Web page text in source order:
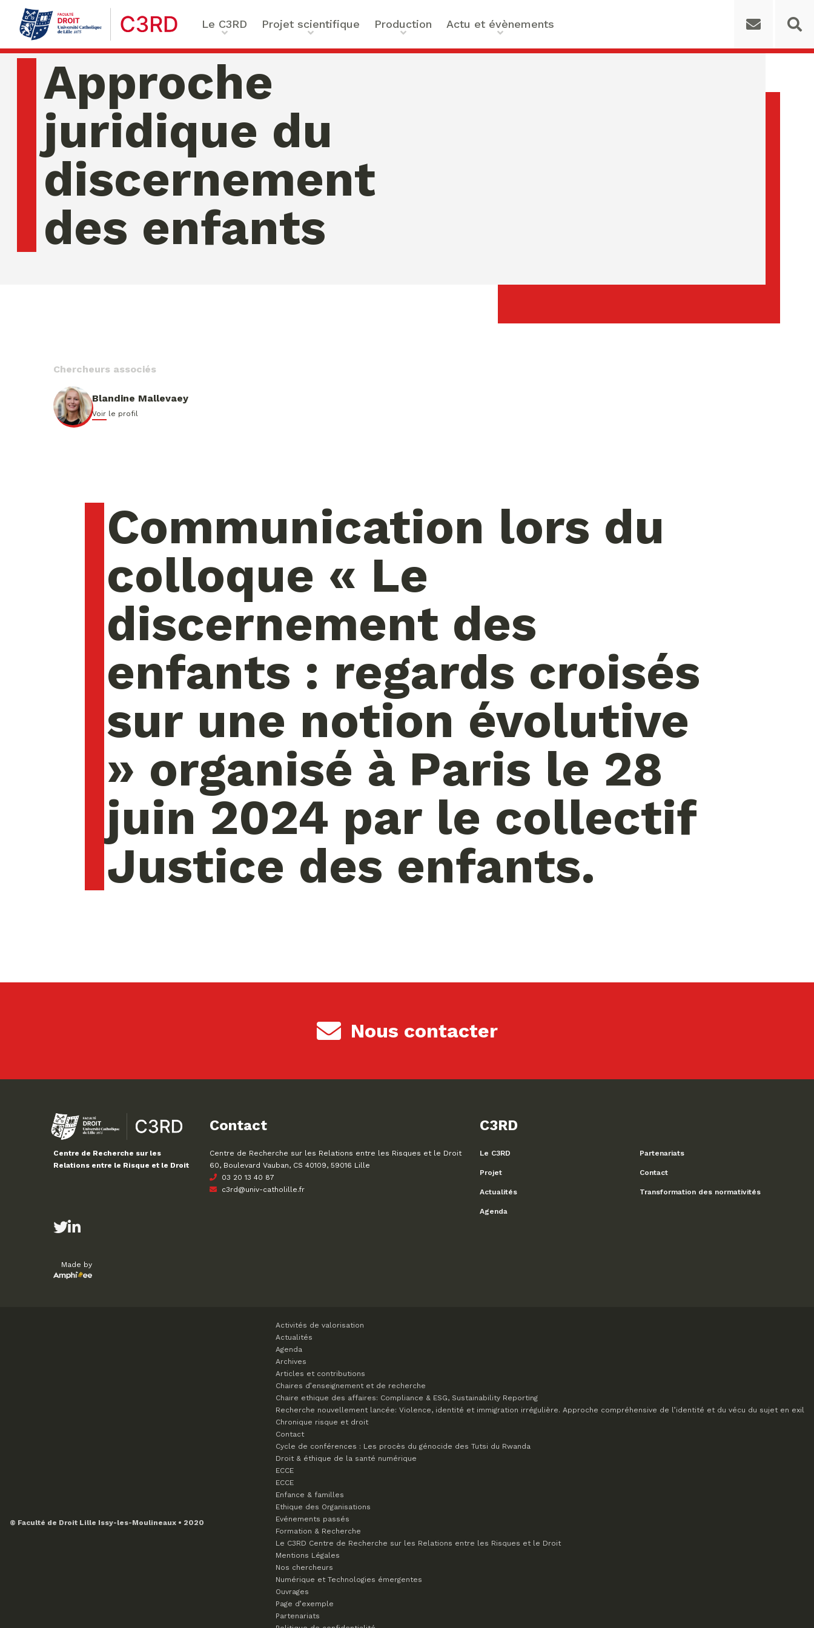
Le C3RD
Qui sommes-nous ?
Nos chercheurs
Chaire Enfance & familles
numérique
Compliance & ESG, Sustainability
Reporting
Projet scientifique
Le projet scientifique
Vulnérabilités
Sécurité : Approches Critiques et
Ethique des Organisations
Transformation de Normativités
Production
Ouvrages
Actu et évènements
Actualités
Approche
juridique du
discernement
des enfants
Chercheurs associés
Blandine Mallevaey
Voir le profil
Communication lors du
colloque « Le
discernement des
enfants : regards croisés
sur une notion évolutive
» organisé à Paris le 28
juin 2024 par le collectif
Justice des enfants.
Nous contacter
Centre de Recherche sur les
Relations entre le Risque et le Droit
Contact
Centre de Recherche sur les Relations entre les Risques et le Droit
60, Boulevard Vauban, CS 40109, 59016 Lille
03 20 13 40 87
c3rd@univ-catholille.fr
C3RD
Le C3RD
Projet
Actualités
Agenda
Partenariats
Contact
Transformation des normativités
Made by
© Faculté de Droit Lille Issy-les-Moulineaux • 2020
Activités de valorisation
Actualités
Agenda
Archives
Articles et contributions
Chaires d’enseignement et de recherche
Chaire ethique des affaires: Compliance & ESG, Sustainability Reporting
Recherche nouvellement lancée: Violence, identité et immigration irrégulière. Approche compréhensive de l’identité et du vécu du sujet en exil
Chronique risque et droit
Contact
Cycle de conférences : Les procès du génocide des Tutsi du Rwanda
Droit & éthique de la santé numérique
ECCE
ECCE
Enfance & familles
Ethique des Organisations
Evénements passés
Formation & Recherche
Le C3RD Centre de Recherche sur les Relations entre les Risques et le Droit
Mentions Légales
Nos chercheurs
Numérique et Technologies émergentes
Ouvrages
Page d’exemple
Partenariats